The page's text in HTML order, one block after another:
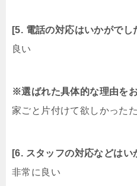
[5. 電話の対応はいかがでし
良い
※選ばれた具体的な理由を
家ごと片付けて欲しかった
[6. スタッフの対応などはい
非常に良い